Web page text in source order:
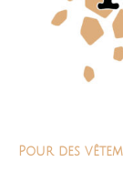
Pour des